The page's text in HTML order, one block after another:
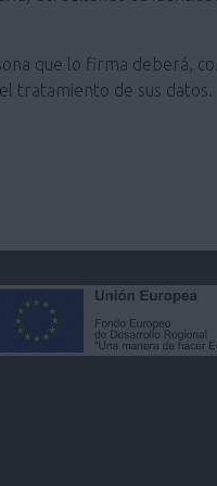
que lo firma deberá,
tratamiento de sus datos.